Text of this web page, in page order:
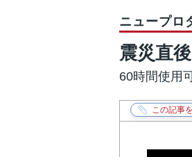
ニュープロ
震災直
60時間使用